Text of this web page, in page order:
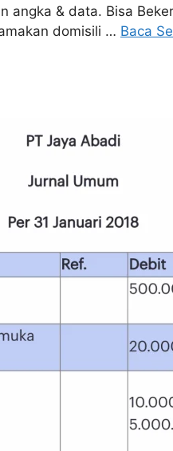
angka & data. Bisa
domisili … Baca